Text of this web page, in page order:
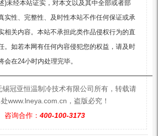
)未经本站证实，对本文以及其中全部或者部
实性、完整性、及时性本站不作任何保证或承
相关内容。本站不承担此类作品侵权行为的直
。如若本网有任何内容侵犯您的权益，请及时
会在24小时内处理完毕。
锡冠亚恒温制冷技术有限公司所有，转载请
www.lneya.com.cn，盗版必究！
咨询合作： 400-100-3173